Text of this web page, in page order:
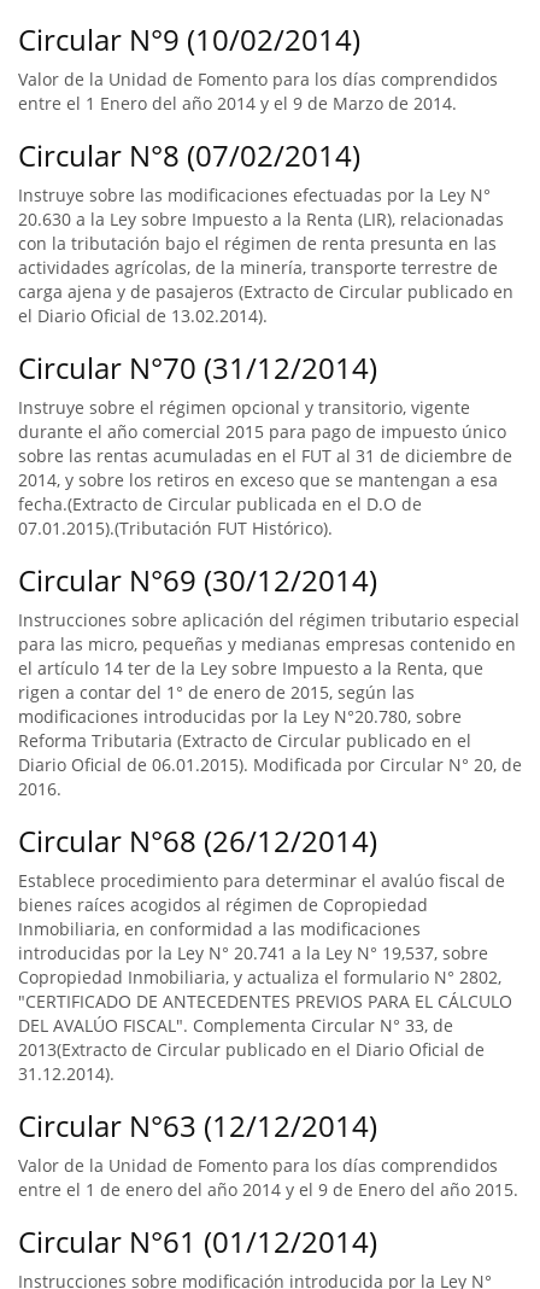
Circular N°9 (10/02/2014)
Valor de la Unidad de Fomento para los días comprendidos
entre el 1 Enero del año 2014 y el 9 de Marzo de 2014.
Circular N°8 (07/02/2014)
Instruye sobre las modificaciones efectuadas por la Ley N°
20.630 a la Ley sobre Impuesto a la Renta (LIR), relacionadas
con la tributación bajo el régimen de renta presunta en las
actividades agrícolas, de la minería, transporte terrestre de
carga ajena y de pasajeros (Extracto de Circular publicado en
el Diario Oficial de 13.02.2014).
Circular N°70 (31/12/2014)
Instruye sobre el régimen opcional y transitorio, vigente
durante el año comercial 2015 para pago de impuesto único
sobre las rentas acumuladas en el FUT al 31 de diciembre de
2014, y sobre los retiros en exceso que se mantengan a esa
fecha.(Extracto de Circular publicada en el D.O de
07.01.2015).(Tributación FUT Histórico).
Circular N°69 (30/12/2014)
Instrucciones sobre aplicación del régimen tributario especial
para las micro, pequeñas y medianas empresas contenido en
el artículo 14 ter de la Ley sobre Impuesto a la Renta, que
rigen a contar del 1° de enero de 2015, según las
modificaciones introducidas por la Ley N°20.780, sobre
Reforma Tributaria (Extracto de Circular publicado en el
Diario Oficial de 06.01.2015). Modificada por Circular N° 20, de
2016.
Circular N°68 (26/12/2014)
Establece procedimiento para determinar el avalúo fiscal de
bienes raíces acogidos al régimen de Copropiedad
Inmobiliaria, en conformidad a las modificaciones
introducidas por la Ley N° 20.741 a la Ley N° 19,537, sobre
Copropiedad Inmobiliaria, y actualiza el formulario N° 2802,
"CERTIFICADO DE ANTECEDENTES PREVIOS PARA EL CÁLCULO
DEL AVALÚO FISCAL". Complementa Circular N° 33, de
2013(Extracto de Circular publicado en el Diario Oficial de
31.12.2014).
Circular N°63 (12/12/2014)
Valor de la Unidad de Fomento para los días comprendidos
entre el 1 de enero del año 2014 y el 9 de Enero del año 2015.
Circular N°61 (01/12/2014)
Instrucciones sobre modificación introducida por la Ley N°